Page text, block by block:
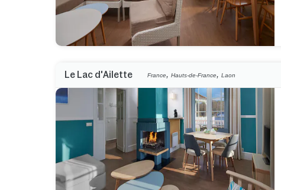
Le Lac d'Ailette France,Hauts-de-France,Laon